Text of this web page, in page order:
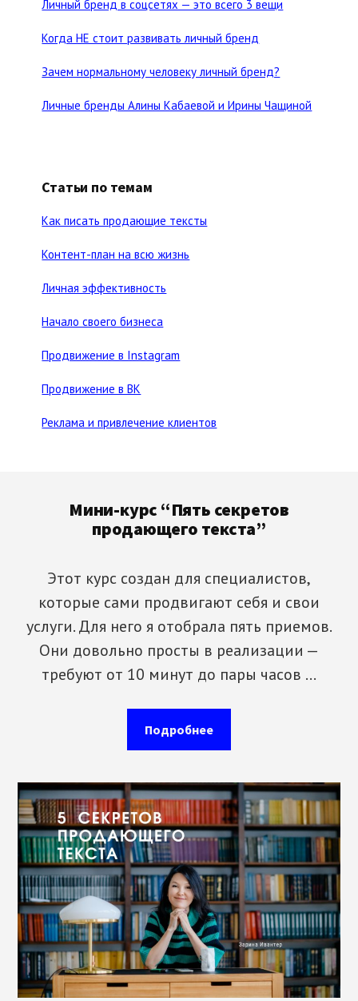
Личный бренд в соцсетях — это всего 3 вещи
Когда НЕ стоит развивать личный бренд
Зачем нормальному человеку личный бренд?
Личные бренды Алины Кабаевой и Ирины Чащиной
Статьи по темам
Как писать продающие тексты
Контент-план на всю жизнь
Личная эффективность
Начало своего бизнеса
Продвижение в Instagram
Продвижение в ВК
Реклама и привлечение клиентов
Мини-курс “Пять секретов
продающего текста”
Этот курс создан для специалистов,
которые сами продвигают себя и свои
услуги. Для него я отобрала пять приемов.
Они довольно просты в реализации —
требуют от 10 минут до пары часов …
Подробнееabout
курс
секретов
продающего
текста”